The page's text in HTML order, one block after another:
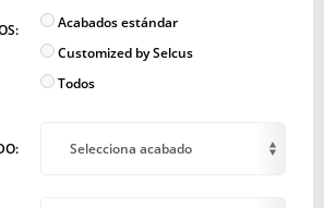
Acabados estándar
Customized by Selcus
Todos
Selecciona acabado